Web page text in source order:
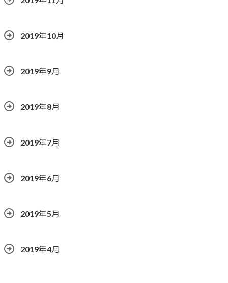
2019年10月
2019年9月
2019年8月
2019年7月
2019年6月
2019年5月
2019年4月